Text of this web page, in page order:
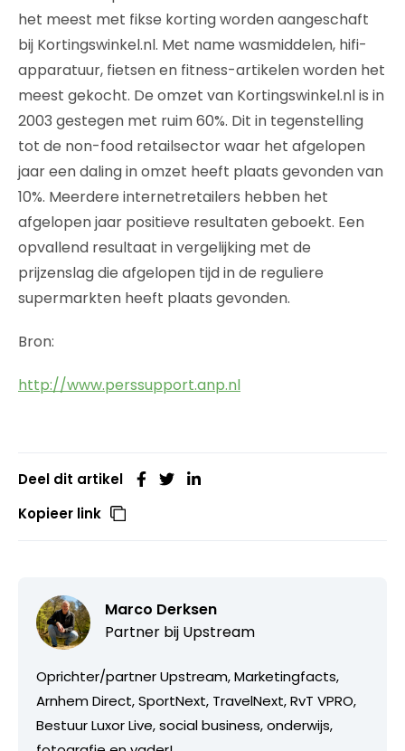
het meest met fikse korting worden aangeschaft
bij Kortingswinkel.nl. Met name wasmiddelen, hifi-
apparatuur, fietsen en fitness-artikelen worden het
meest gekocht. De omzet van Kortingswinkel.nl is in
2003 gestegen met ruim 60%. Dit in tegenstelling
tot de non-food retailsector waar het afgelopen
jaar een daling in omzet heeft plaats gevonden van
10%. Meerdere internetretailers hebben het
afgelopen jaar positieve resultaten geboekt. Een
opvallend resultaat in vergelijking met de
prijzenslag die afgelopen tijd in de reguliere
supermarkten heeft plaats gevonden.
Bron:
http://www.perssupport.anp.nl
Deel dit artikel
Kopieer link
Marco Derksen
Partner bij Upstream
Oprichter/partner Upstream, Marketingfacts,
Arnhem Direct, SportNext, TravelNext, RvT VPRO,
Bestuur Luxor Live, social business, onderwijs,